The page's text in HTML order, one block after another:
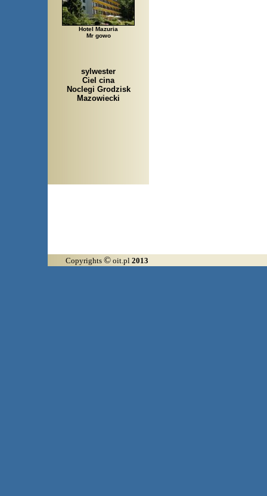
Hotel Mazuria
Mr gowo
sylwester
Ciel cina
Noclegi Grodzisk
Mazowiecki
Copyrights © oit.pl 2013